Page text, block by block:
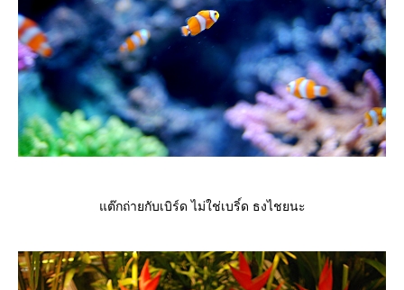
ต๊กถ่ายกับเบิร์ด ไม่ใช่เบริ์ด ธงไชยนะ